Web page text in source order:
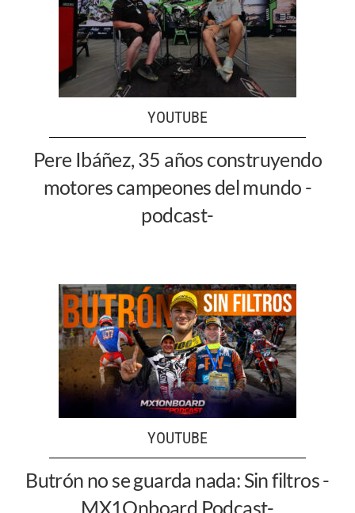
YOUTUBE
Pere Ibáñez, 35 años construyendo
motores campeones del mundo -
podcast-
YOUTUBE
Butrón no se guarda nada: Sin filtros -
MX1Onboard Podcast-